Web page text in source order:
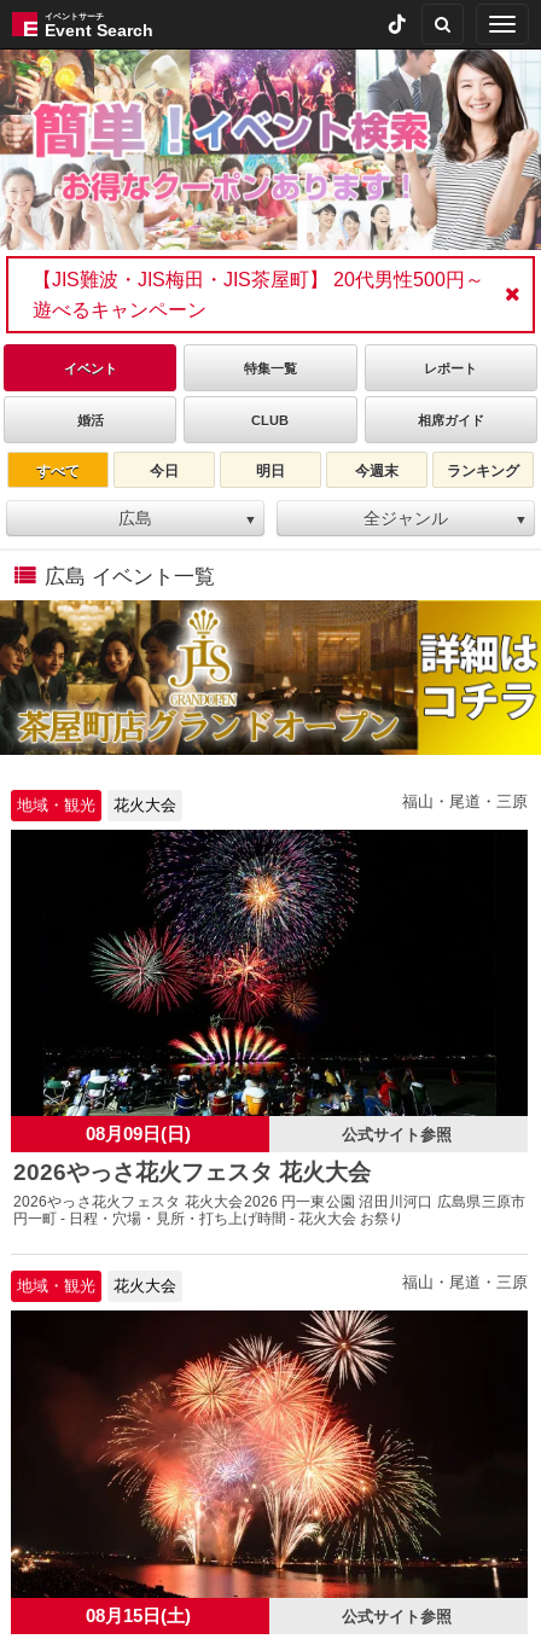
Event Search
イベントサーチ
【JIS難波・JIS梅田・JIS茶屋町】 20代男性500円～
遊べるキャンペーン
イベント 特集一覧 レポート
婚活 CLUB 相席ガイド
すべて 今日 明日 今週末 ランキング
広島 ▼ 全ジャンル ▼
広島 イベント一覧
地域・観光 花火大会 福山・尾道・三原
08月09日(日) 公式サイト参照
2026やっさ花火フェスタ 花火大会
2026やっさ花火フェスタ 花火大会2026 円一東公園 沼田川河口 広島県三原市
円一町 - 日程・穴場・見所・打ち上げ時間 - 花火大会 お祭り
地域・観光 花火大会 福山・尾道・三原
08月15日(土) 公式サイト参照